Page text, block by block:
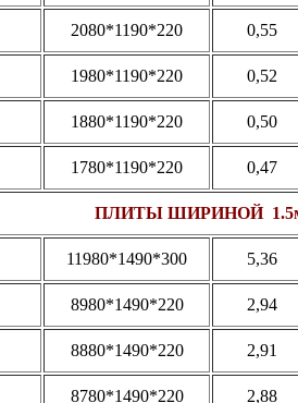
2080*1190*220 0,55
1980*1190*220 0,52
1880*1190*220 0,50
1780*1190*220 0,47
ПЛИТЫ ШИРИНОЙ
11980*1490*300 5,36
8980*1490*220 2,94
8880*1490*220 2,91
8780*1490*220 2,88